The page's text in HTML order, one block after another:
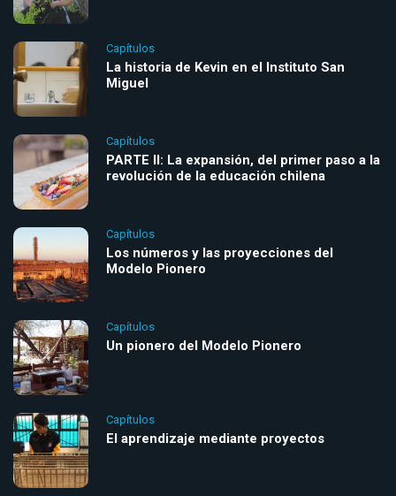
Capítulos
La historia de Kevin en el Instituto San
Miguel
Capítulos
PARTE II: La expansión, del primer paso a la
revolución de la educación chilena
Capítulos
Los números y las proyecciones del
Modelo Pionero
Capítulos
Un pionero del Modelo Pionero
Capítulos
El aprendizaje mediante proyectos